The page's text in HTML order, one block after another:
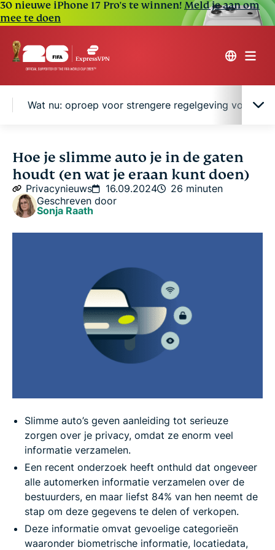
30 nieuwe iPhone 17 Pro's te winnen!Meld je aan om
mee te doen
Wat nu: oproep voor strengere regelgeving voor de
Wat jouw auto weet
Waarom het tracken door slimme auto’s een
nachtmerrie is voor je privacy
Analyse van een aantal grote automerken
Wat nu: oproep voor strengere regelgeving voor
de data van slimme auto’s
12 manieren om te zorgen dat je auto je niet in de
gaten kan houden
Hoe je slimme auto je in de gaten
houdt (en wat je eraan kunt doen)
Privacynieuws 16.09.2024
26 minuten
Geschreven door
Sonja Raath
Slimme auto’s geven aanleiding tot serieuze
zorgen over je privacy, omdat ze enorm veel
informatie verzamelen.
Een recent onderzoek heeft onthuld dat ongeveer
alle automerken informatie verzamelen over de
bestuurders, en maar liefst 84% van hen neemt de
stap om deze gegevens te delen of verkopen.
Deze informatie omvat gevoelige categorieën
waaronder biometrische informatie, locatiedata,